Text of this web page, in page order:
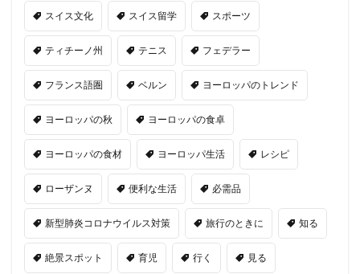
スイス文化 スイス留学 スポーツ
ティチーノ州 テニス フェデラー
フランス語圏 ベルン ヨーロッパのトレンド
ヨーロッパの秋 ヨーロッパの食卓
ヨーロッパの食材 ヨーロッパ生活 レシピ
ローザンヌ 便利な生活 必需品
新型肺炎コロナウイルス対策 旅行のときに 知る
絶景スポット 育児 行く 見る